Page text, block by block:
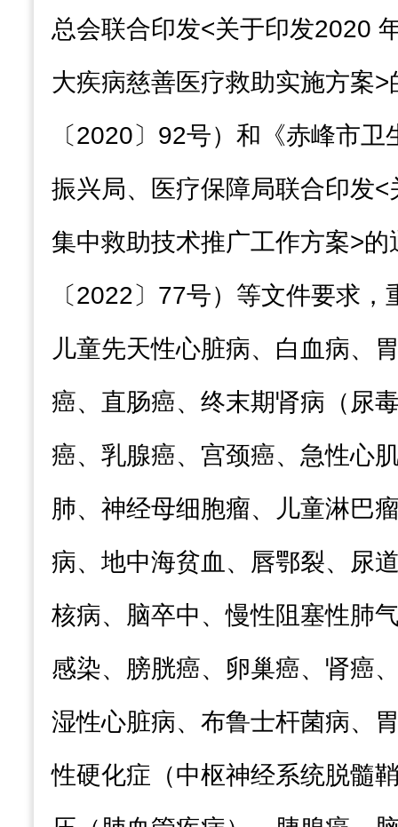
总会联合印发<关于印发2020
大疾病慈善医疗救助实施方案>
〔2020〕 92号） 和 《赤峰市卫
振兴局、医疗保障局联合印发<
集中救助技术推广工作方案>的
〔2022〕 77号） 等文件要求
儿童先天性心脏病、白血病、
癌、直肠癌、终末期肾病（ 尿
癌、乳腺癌、宫颈癌、急性心
肺、神经母细胞瘤、儿童淋巴
病、地中海贫血、唇鄂裂、尿
核病、脑卒中、慢性阻塞性肺
感染、膀胱癌、卵巢癌、肾癌
湿性心脏病、布鲁士杆菌病、
性硬化症（中枢神经系统脱髓